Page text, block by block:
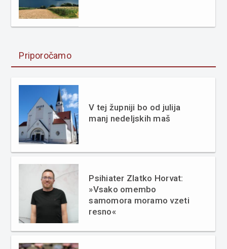
Priporočamo
V tej župniji bo od julija
manj nedeljskih maš
Psihiater Zlatko Horvat:
»Vsako omembo
samomora moramo vzeti
resno«